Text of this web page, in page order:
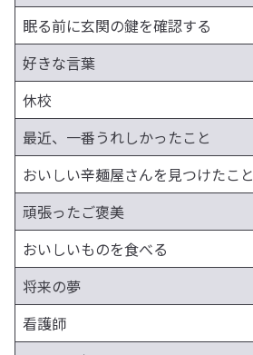
眠る前に玄関の鍵を確認する
好きな言葉
休校
最近、一番うれしかったこと
おいしい辛麺屋さんを見つけたこと
頑張ったご褒美
おいしいものを食べる
将来の夢
看護師